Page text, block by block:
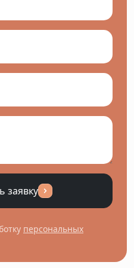
заявку
персональных